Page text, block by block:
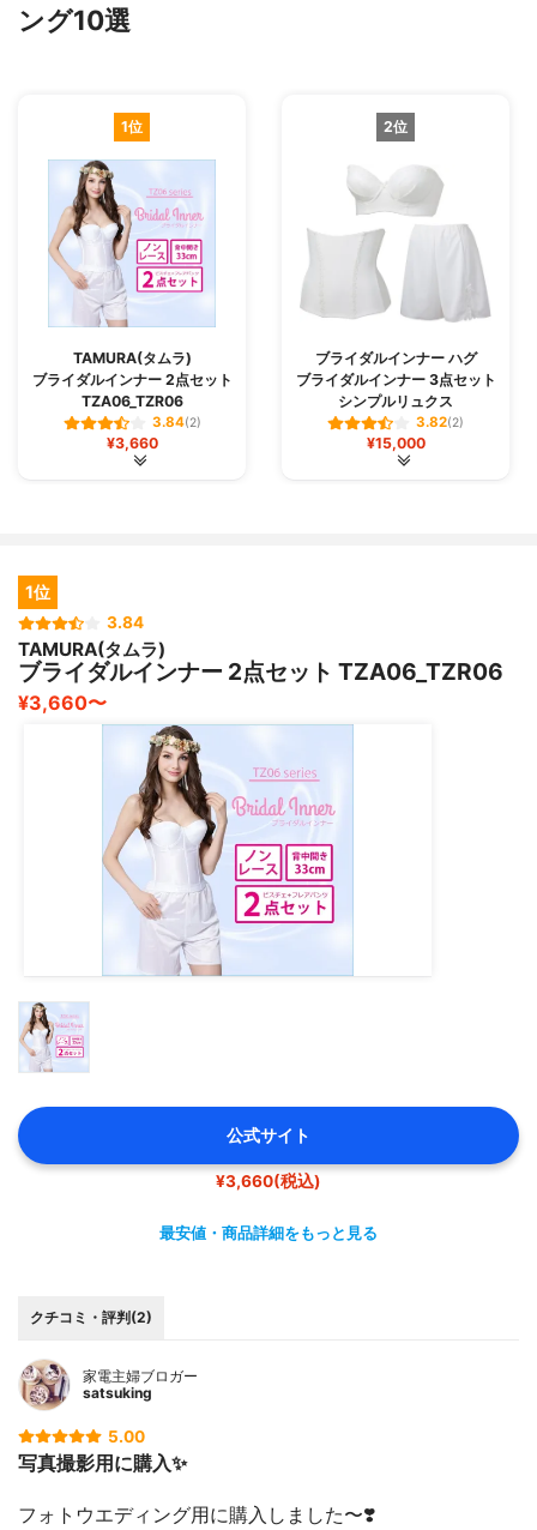
ング10選
1位
TAMURA(タムラ)
ブライダルインナー 2点セット
TZA06_TZR06
3.84(2)
¥3,660
2位
ブライダルインナー ハグ
ブライダルインナー 3点セット
シンプルリュクス
3.82(2)
¥15,000
1位
3.84
TAMURA(タムラ)
ブライダルインナー 2点セット TZA06_TZR06
¥3,660〜
公式サイト
¥3,660(税込)
最安値・商品詳細をもっと見る
クチコミ・評判(2)
家電主婦ブロガー
satsuking
5.00
写真撮影用に購入✨
フォトウエディング用に購入しました〜❣️